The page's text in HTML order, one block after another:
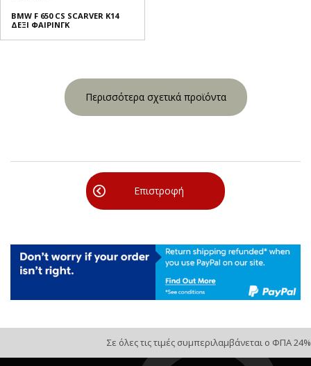
BMW F 650 CS SCARVER K14
ΔΕΞΙ ΦΑΙΡΙΝΓΚ
Περισσότερα σχετικά προϊόντα
Επιστροφή
Σε όλες τις τιμές συμπεριλαμβάνεται ο ΦΠΑ 24%